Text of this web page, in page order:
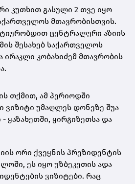
კუთხით გასული 2 თვე იყო
მთავრობისთვის.
ცენტრალური აზიის
შესახებ საქართველოს
ირაკლი კობახიძემ მთავრობის
თქმით, ამ პერიოდში
ვიზიტი უმაღლეს დონეზე შუა
- ყაზახეთში, ყირგიზეთსა და
ორი ქვეყნის პრეზიდენტის
ეს იყო უზბეკეთის ადა
ვიზიტები. რაც